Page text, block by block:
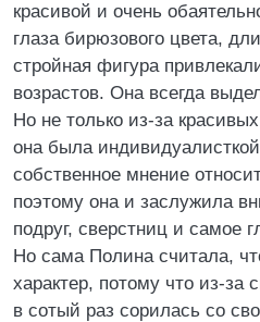
красивой и очень
глаза бирюзового цвета,
стройная фигура
возрастов. Она всегда
Но не только из-за
она была
собственное мнение
поэтому она и заслужила
подруг, сверстниц и самое
Но сама Полина считала,
характер, потому что из-за
в сотый раз сорилась со